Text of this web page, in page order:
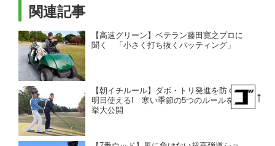
関連記事
【高速グリーン】ベテラン藤田寛之プロに
聞く 「小さく打ち抜くパッティング」
【朝イチルール】ダボ・トリ発進を防ぐ。
明日使える! 寒い季節の5つのルールを一
挙大公開
↑